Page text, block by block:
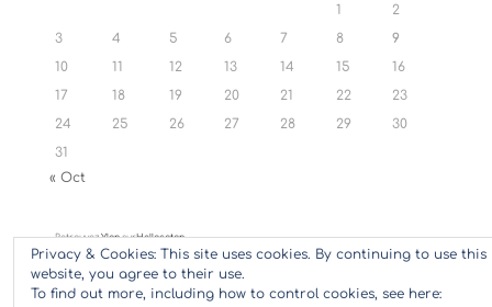
1
2
3
4 5 6 7 8
9
10
11 12 13 14 15
16
17
18 19 20 21 22
23
24
25 26 27 28 29
30
31
« Oct
RetrouvezYlansurHellocoton
Privacy & Cookies: This site uses cookies. By continuing to use this
website, you agree to their use.
To find out more, including how to control cookies, see here: